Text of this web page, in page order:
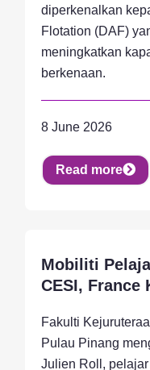
diperkenalkan
Flotation (DAF)
meningkatkan
berkenaan.
8 June 2026
Read more
Activity, News,
Mobiliti
CESI, France
Fakulti
Pulau Pinang
Julien Roll,